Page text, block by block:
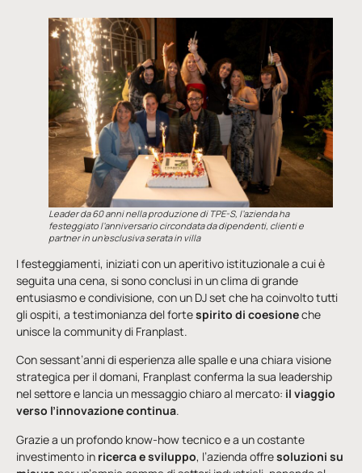
Leader da 60 anni nella produzione di TPE-S, l’azienda ha
festeggiato l’anniversario circondata da dipendenti, clienti e
partner in un’esclusiva serata in villa
I festeggiamenti, iniziati con un aperitivo istituzionale a cui è
seguita una cena, si sono conclusi in un clima di grande
entusiasmo e condivisione, con un DJ set che ha coinvolto tutti
gli ospiti, a testimonianza del fortespirito di coesioneche
unisce la community di Franplast.
Con sessant’anni di esperienza alle spalle e una chiara visione
strategica per il domani, Franplast conferma la sua leadership
nel settore e lancia un messaggio chiaro al mercato: il viaggio
verso l’innovazione continua.
Grazie a un profondo know-how tecnico e a un costante
investimento in ricerca e sviluppo, l’azienda offresoluzioni su